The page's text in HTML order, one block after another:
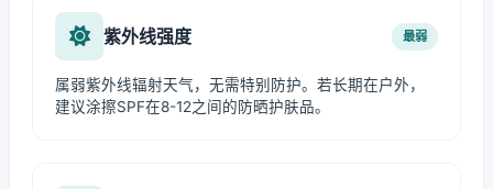
紫外线强度 最弱
属弱紫外线辐射天气，无需特别防护。若长期在户外，
建议涂擦SPF在8-12之间的防晒护肤品。